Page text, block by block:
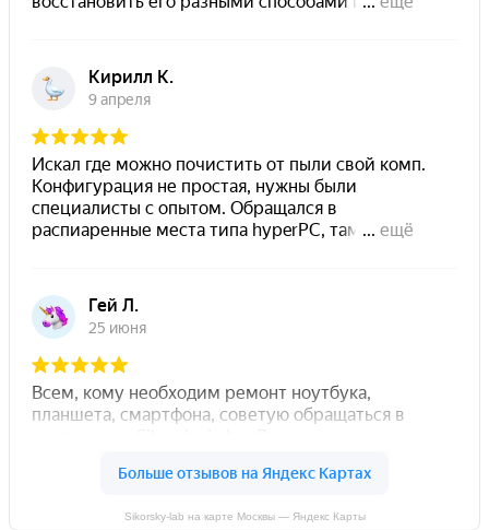
Sikorsky-lab на карте Москвы — Яндекс Карты